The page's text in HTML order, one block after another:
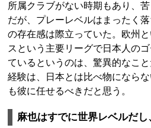
所属クラブがない時期もあり、
だが、プレーレベルはまったく
の存在感は際立っていた。欧州
スという主要リーグで日本人の
ているというのは、驚異的なこ
経験は、日本とは比べ物になら
も彼に任せるべきだと思う。
麻也はすでに世界レベルだし